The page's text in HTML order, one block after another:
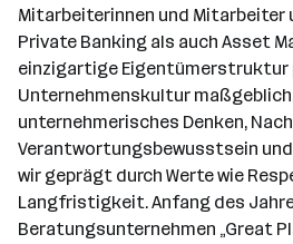
Mitarbeiterinnen und Mitarbeiter
Private Banking als auch Asset
einzigartige Eigentümerstruktur
Unternehmenskultur
unternehmerisches Denken,
Verantwortungsbewusstsein und
wir geprägt durch Werte wie
Langfristigkeit. Anfang des
Beratungsunternehmen „Great